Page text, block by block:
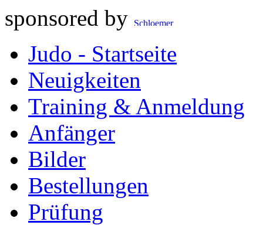
sponsored by
Judo - Startseite
Neuigkeiten
Training & Anmeldung
Anfänger
Bilder
Bestellungen
Prüfung